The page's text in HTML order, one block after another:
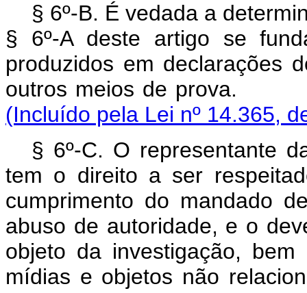
§ 6º-B. É vedada a
§ 6º-A deste artigo se
produzidos em declarações
outros meios de
(Incluído pela Lei nº 14.365,
§ 6º-C. O representante
tem o direito a ser
cumprimento do mandado
abuso de autoridade, e o
objeto da investigação,
mídias e objetos não